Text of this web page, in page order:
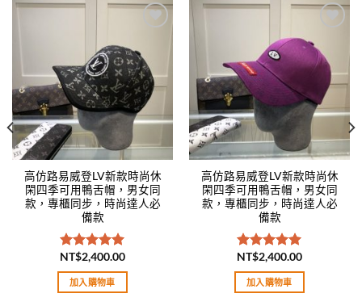
wishlist
高仿路易威登LV新款時尚休
閑四季可用鴨舌帽，男女同
款，專櫃同步，時尚達人必
備款
評分5.00
滿分 5
NT$2,400.00
加入購物車
wishlist
高仿路易威登LV新款時尚休
閑四季可用鴨舌帽，男女同
款，專櫃同步，時尚達人必
備款
評分5.00
滿分 5
NT$2,400.00
加入購物車